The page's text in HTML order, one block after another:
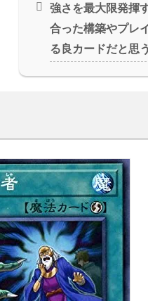
強さを最大限発揮
合った構築やプレ
る良カードだと思う